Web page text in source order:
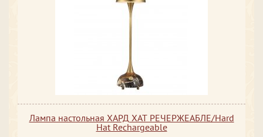
Лампа настольная ХАРД ХАТ РЕЧЕРЖЕАБЛЕ/Hard
Hat Rechargeable